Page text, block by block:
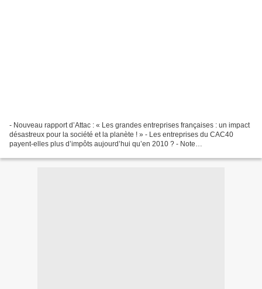
- Nouveau rapport d’Attac : « Les grandes entreprises françaises : un impact
désastreux pour la société et la planète ! » - Les entreprises du CAC40
payent-elles plus d’impôts aujourd’hui qu’en 2010 ? - Note